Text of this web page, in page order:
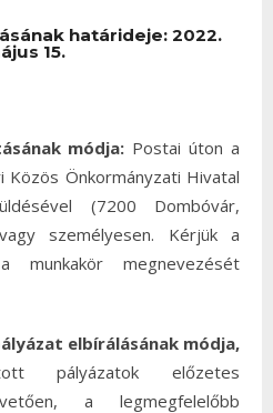
határideje: 2022.
15.
módja: Postai úton a
Közös Önkormányzati Hivatal
(7200 Dombóvár,
személyesen. Kérjük a
munkakör megnevezését
elbírálásának módja,
pályázatok előzetes
a legmegfelelőbb